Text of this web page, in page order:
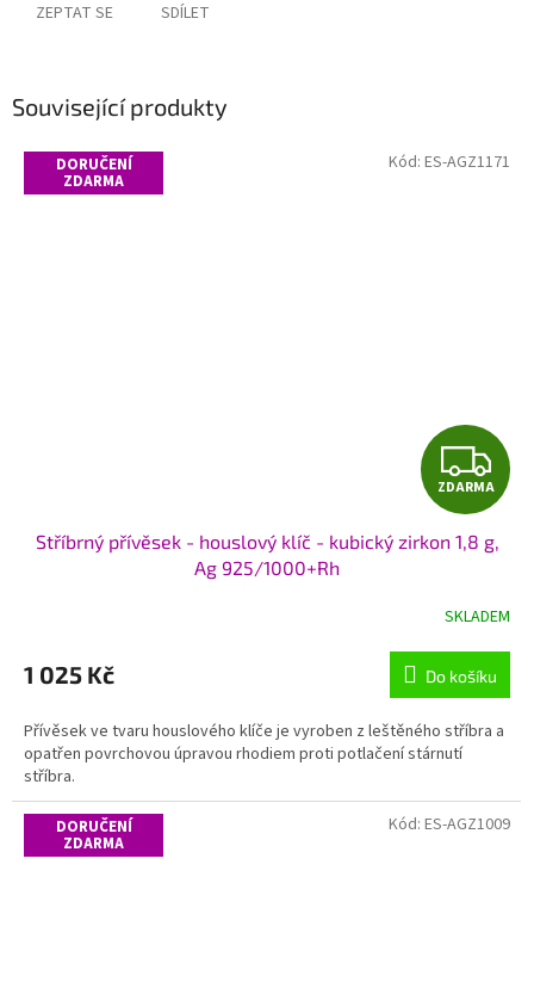
ZEPTAT SE SDÍLET
Související produkty
DORUČENÍ
ZDARMA
Z
D
A
R
M
A
ZDARMA
Stříbrný přívěsek - houslový klíč - kubický zirkon 1,8 g,
Ag 925/1000+Rh
SKLADEM
1 025 Kč Do košíku
Přívěsek ve tvaru houslového klíče je vyroben z leštěného stříbra a
opatřen povrchovou úpravou rhodiem proti potlačení stárnutí
stříbra.
Kód: ES-AGZ1171
DORUČENÍ
ZDARMA
Kód: ES-AGZ1009